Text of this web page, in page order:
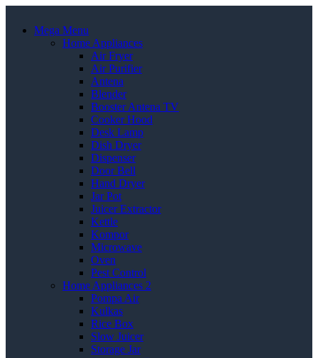
Mega Menu
Home Appliances
Air Fryer
Air Purifier
Antena
Blender
Booster Antena TV
Cooker Hood
Desk Lamp
Dish Dryer
Dispenser
Door Bell
Hand Dryer
Jar Pot
Juicer Extractor
Kettle
Kompor
Microwave
Oven
Pest Control
Home Appliances 2
Pompa Air
Kulkas
Rice Box
Slow Juicer
Storage Jar